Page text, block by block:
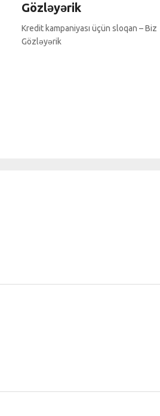
Gözləyərik
Kredit kampaniyası üçün sloqan – Biz
Gözləyərik